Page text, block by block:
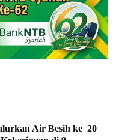
Air Besih ke 20